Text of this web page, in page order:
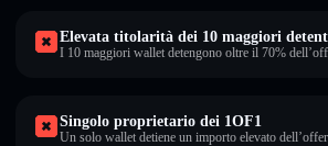
Elevata titolarità dei 10 maggiori
I 10 maggiori wallet detengono oltre il 70%
Singolo proprietario dei 1OF1
Un solo wallet detiene un importo elevato